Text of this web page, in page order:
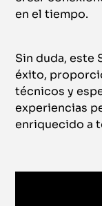
en el tiempo.
Sin duda, este
éxito,
técnicos y
experiencias
enriquecido a